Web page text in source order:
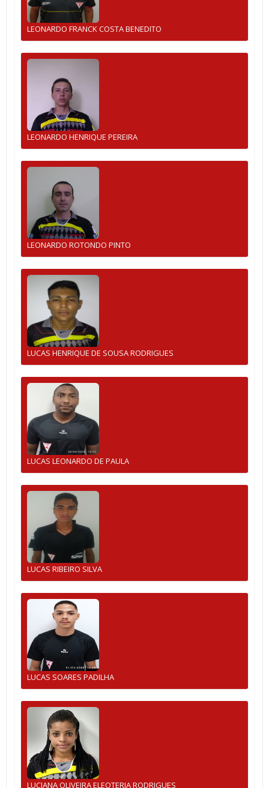
LEONARDO FRANCK COSTA BENEDITO
LEONARDO HENRIQUE PEREIRA
LEONARDO ROTONDO PINTO
LUCAS HENRIQUE DE SOUSA RODRIGUES
LUCAS LEONARDO DE PAULA
LUCAS RIBEIRO SILVA
LUCAS SOARES PADILHA
LUCIANA OLIVEIRA ELEOTERIA RODRIGUES